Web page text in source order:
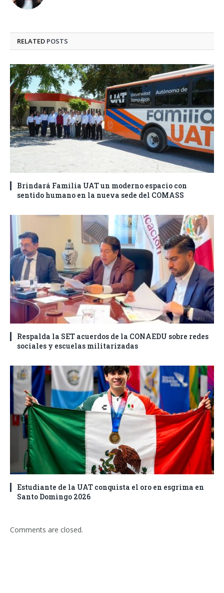
RELATED POSTS
Brindará Familia UAT un moderno espacio con
sentido humano en la nueva sede del COMASS
Respalda la SET acuerdos de la CONAEDU sobre redes
sociales y escuelas militarizadas
Estudiante de la UAT conquista el oro en esgrima en
Santo Domingo 2026
Comments are closed.